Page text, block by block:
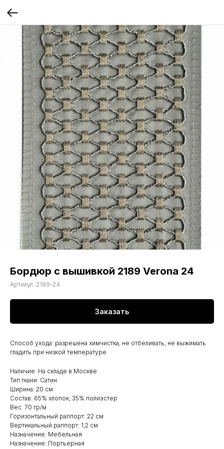
Бордюр с вышивкой 2189 Verona 24
Артикул: 2189-24
Заказать
Способ ухода: разрешена химчистка, не отбеливать, не выжимать
гладить при низкой температуре
Наличие: На складе в Москве
Тип ткани: Сатин
Ширина: 20 см
Состав: 65% хлопок, 35% полиэстер
Вес: 70 гр/м
Горизонтальный раппорт: 22 см
Вертикальный раппорт: 1,2 см
Назначение: Мебельная
Назначение: Портьерная